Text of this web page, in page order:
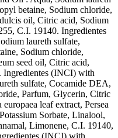
betaine, Sodium chloride,
oil, Citric acid, Sodium
C.I. 19140. Ingredientes
laureth sulfate,
Sodium chloride,
seed oil, Citric acid,
Ingredientes (INCI) with
sulfate, Cocamide DEA,
Parfum, Glycerin, Citric
leaf extract, Persea
Sorbate, Linalool,
Limonene, C.I. 19140,
(INCI) with